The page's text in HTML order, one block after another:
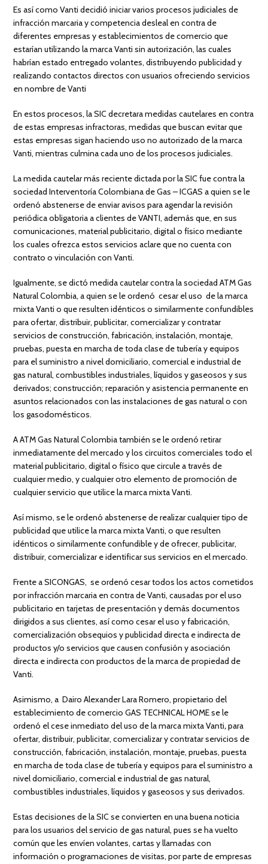
Es así como Vanti decidió iniciar varios procesos judiciales de
infracción marcaria y competencia desleal en contra de
diferentes empresas y establecimientos de comercio que
estarían utilizando la marca Vanti sin autorización, las cuales
habrían estado entregado volantes, distribuyendo publicidad y
realizando contactos directos con usuarios ofreciendo servicios
en nombre de Vanti
En estos procesos, la SIC decretara medidas cautelares en contra
de estas empresas infractoras, medidas que buscan evitar que
estas empresas sigan haciendo uso no autorizado de la marca
Vanti, mientras culmina cada uno de los procesos judiciales.
La medida cautelar más reciente dictada por la SIC fue contra la
sociedad Interventoría Colombiana de Gas – ICGAS a quien se le
ordenó abstenerse de enviar avisos para agendar la revisión
periódica obligatoria a clientes de VANTI, además que, en sus
comunicaciones, material publicitario, digital o físico mediante
los cuales ofrezca estos servicios aclare que no cuenta con
contrato o vinculación con Vanti.
Igualmente, se dictó medida cautelar contra la sociedad ATM Gas
Natural Colombia, a quien se le ordenó cesar el uso de la marca
mixta Vanti o que resulten idénticos o similarmente confundibles
para ofertar, distribuir, publicitar, comercializar y contratar
servicios de construcción, fabricación, instalación, montaje,
pruebas, puesta en marcha de toda clase de tubería y equipos
para el suministro a nivel domiciliario, comercial e industrial de
gas natural, combustibles industriales, líquidos y gaseosos y sus
derivados; construcción; reparación y asistencia permanente en
asuntos relacionados con las instalaciones de gas natural o con
los gasodomésticos.
A ATM Gas Natural Colombia también se le ordenó retirar
inmediatamente del mercado y los circuitos comerciales todo el
material publicitario, digital o físico que circule a través de
cualquier medio, y cualquier otro elemento de promoción de
cualquier servicio que utilice la marca mixta Vanti.
Así mismo, se le ordenó abstenerse de realizar cualquier tipo de
publicidad que utilice la marca mixta Vanti, o que resulten
idénticos o similarmente confundible y de ofrecer, publicitar,
distribuir, comercializar e identificar sus servicios en el mercado.
Frente a SICONGAS, se ordenó cesar todos los actos cometidos
por infracción marcaria en contra de Vanti, causadas por el uso
publicitario en tarjetas de presentación y demás documentos
dirigidos a sus clientes, así como cesar el uso y fabricación,
comercialización obsequios y publicidad directa e indirecta de
productos y/o servicios que causen confusión y asociación
directa e indirecta con productos de la marca de propiedad de
Vanti.
Asimismo, a Dairo Alexander Lara Romero, propietario del
establecimiento de comercio GAS TECHNICAL HOME se le
ordenó el cese inmediato del uso de la marca mixta Vanti,para
ofertar, distribuir, publicitar, comercializar y contratar servicios de
construcción, fabricación, instalación, montaje, pruebas, puesta
en marcha de toda clase de tubería y equipos para el suministro a
nivel domiciliario, comercial e industrial de gas natural,
combustibles industriales, líquidos y gaseosos y sus derivados.
Estas decisiones de la SIC se convierten en una buena noticia
para los usuarios del servicio de gas natural, pues se ha vuelto
común que les envíen volantes, cartas y llamadas con
información o programaciones de visitas, por parte de empresas